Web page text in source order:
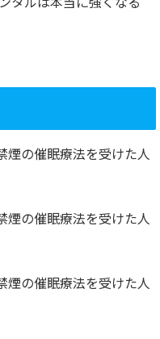
煙の催眠療法を受けた人
煙の催眠療法を受けた人
煙の催眠療法を受けた人